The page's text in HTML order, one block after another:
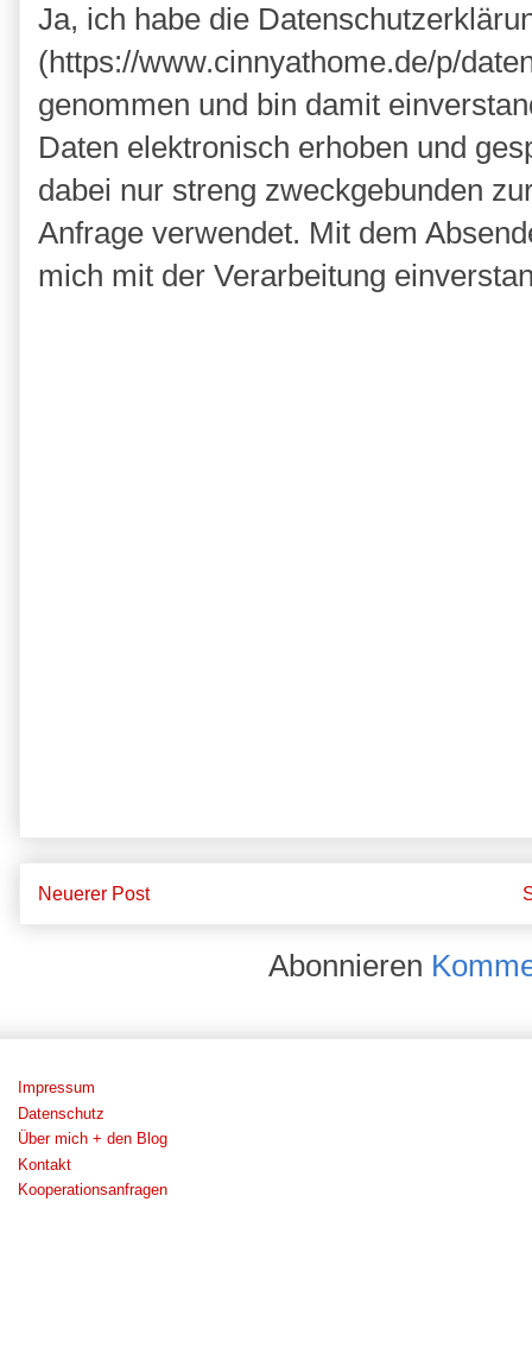
Ja, ich habe die
(https://www.cinnyathome.de/p/
genommen und bin damit
Daten elektronisch erhoben und
dabei nur streng zweckgebunden
Anfrage verwendet. Mit dem
mich mit der Verarbeitung
Neuerer Post
Abonnieren
Impressum
Datenschutz
Über mich + den Blog
Kontakt
Kooperationsanfragen